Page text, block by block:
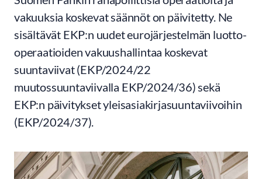
vakuuksia koskevat säännöt on päivitetty. Ne
sisältävät EKP:n uudet eurojärjestelmän luotto-
operaatioiden vakuushallintaa koskevat
suuntaviivat (EKP/2024/22
muutossuuntaviivalla EKP/2024/36) sekä
EKP:n päivitykset yleisasiakirjasuuntaviivoihin
(EKP/2024/37).